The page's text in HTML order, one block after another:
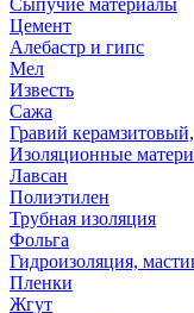
Сыпучие материалы
Цемент
Алебастр и гипс
Мел
Известь
Сажа
Гравий
Изоляционные
Лавсан
Полиэтилен
Трубная изоляция
Фольга
Гидроизоляция,
Пленки
Жгут